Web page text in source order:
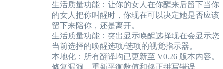
生活质量功能：让你的女人在你醒来后留下当你
的女人把你叫醒时，你现在可以决定她是否应该
留下来陪你，还是离开。
生活质量功能：突出显示唤醒选择现在会显示您
当前选择的唤醒选项/选项的视觉指示器。
本地化：所有翻译均已更新至 V0.26 版本内容。
修复漏洞、重新平衡数值和修正拼写错误